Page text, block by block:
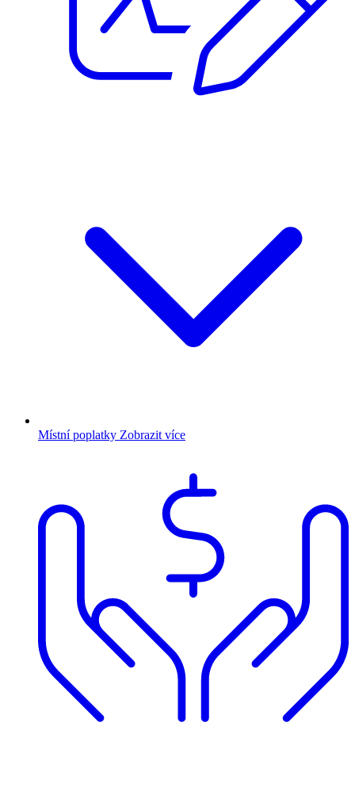
Místní poplatky Zobrazit více